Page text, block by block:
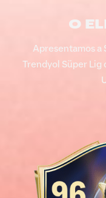
O
Apresentamos a
Trendyol Süper Lig